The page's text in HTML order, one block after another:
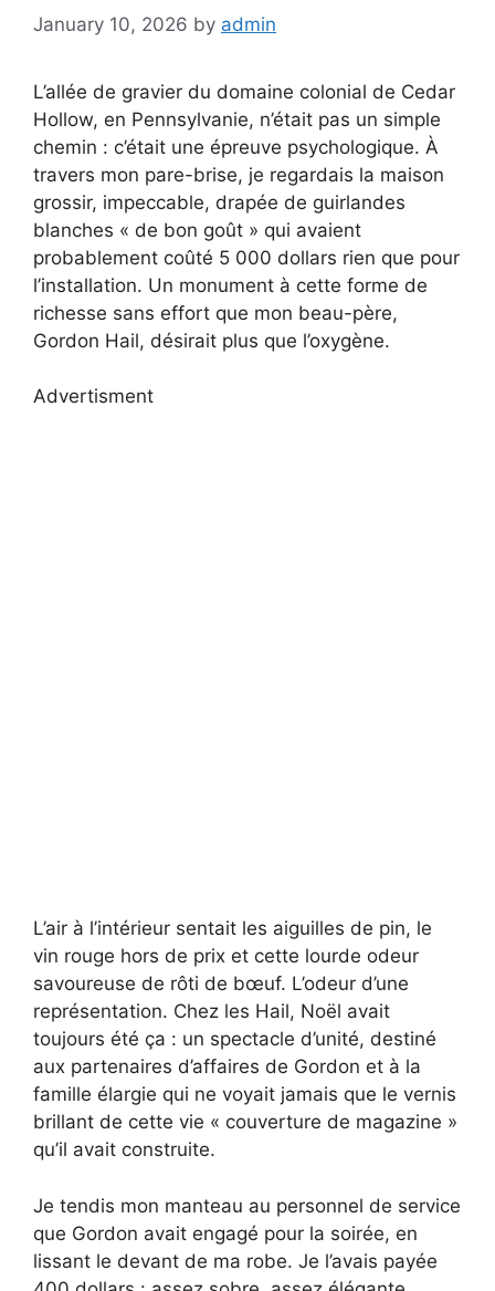
January 10, 2026 by admin
L’allée de gravier du domaine colonial de Cedar
Hollow, en Pennsylvanie, n’était pas un simple
chemin : c’était une épreuve psychologique. À
travers mon pare-brise, je regardais la maison
grossir, impeccable, drapée de guirlandes
blanches « de bon goût » qui avaient
probablement coûté 5 000 dollars rien que pour
l’installation. Un monument à cette forme de
richesse sans effort que mon beau-père,
Gordon Hail, désirait plus que l’oxygène.
Advertisment
L’air à l’intérieur sentait les aiguilles de pin, le
vin rouge hors de prix et cette lourde odeur
savoureuse de rôti de bœuf. L’odeur d’une
représentation. Chez les Hail, Noël avait
toujours été ça : un spectacle d’unité, destiné
aux partenaires d’affaires de Gordon et à la
famille élargie qui ne voyait jamais que le vernis
brillant de cette vie « couverture de magazine »
qu’il avait construite.
Je tendis mon manteau au personnel de service
que Gordon avait engagé pour la soirée, en
lissant le devant de ma robe. Je l’avais payée